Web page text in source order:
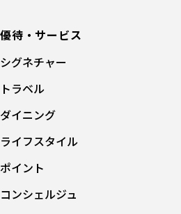
優待・サービス
シグネチャー
トラベル
ダイニング
ライフスタイル
ポイント
コンシェルジュ